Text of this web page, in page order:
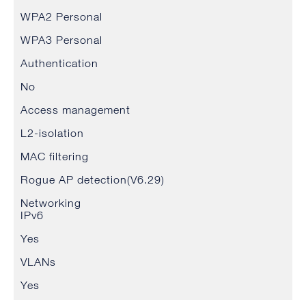
WPA2 Personal
WPA3 Personal
Authentication
No
Access management
L2-isolation
MAC filtering
Rogue AP detection(V6.29)
Networking
IPv6
Yes
VLANs
Yes